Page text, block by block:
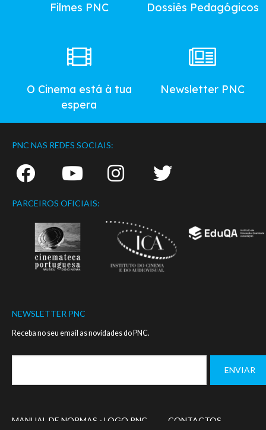
Filmes PNC Dossiês Pedagógicos
O Cinema está à tua
espera
Newsletter PNC
PNC NAS REDES SOCIAIS:
PARCEIROS OFICIAIS:
NEWSLETTER PNC
Receba no seu email as novidades do PNC.
Footer
MANUAL DE NORMAS - LOGO PNC CONTACTOS